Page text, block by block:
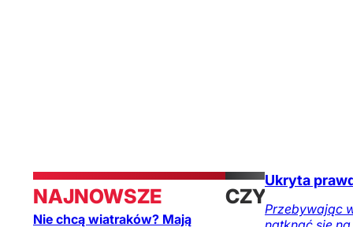
NAJNOWSZE
Nie chcą wiatraków? Mają
CZYTAJ
Ukryta
Przebywając